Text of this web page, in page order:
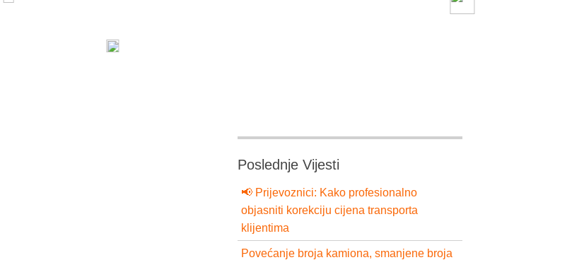
Poslednje Vijesti
📢 Prijevoznici: Kako profesionalno
objasniti korekciju cijena transporta
klijentima
Povećanje broja kamiona, smanjene broja